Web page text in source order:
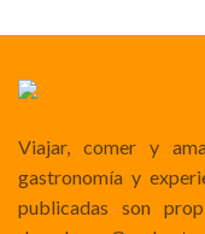
Viajar, comer y
gastronomía y
publicadas son